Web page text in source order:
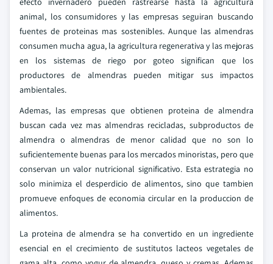
animal, los consumidores y las empresas seguiran buscando
fuentes de proteinas mas sostenibles. Aunque las almendras
consumen mucha agua, la agricultura regenerativa y las mejoras
en los sistemas de riego por goteo significan que los
productores de almendras pueden mitigar sus impactos
ambientales.
Ademas, las empresas que obtienen proteina de almendra
buscan cada vez mas almendras recicladas, subproductos de
almendra o almendras de menor calidad que no son lo
suficientemente buenas para los mercados minoristas, pero que
conservan un valor nutricional significativo. Esta estrategia no
solo minimiza el desperdicio de alimentos, sino que tambien
promueve enfoques de economia circular en la produccion de
alimentos.
La proteina de almendra se ha convertido en un ingrediente
esencial en el crecimiento de sustitutos lacteos vegetales de